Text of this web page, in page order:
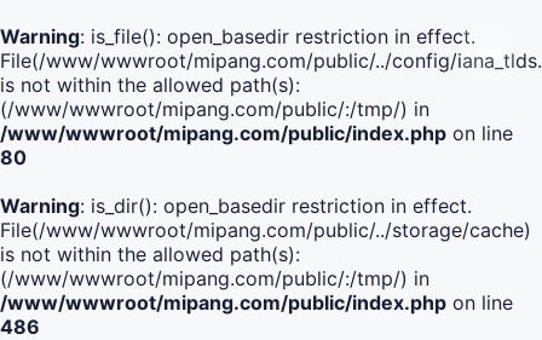
Warning: is_file(): open_basedir restriction in effect.
File(/www/wwwroot/mipang.com/public/../config/
is not within the allowed path(s):
(/www/wwwroot/mipang.com/public/:/tmp/) in
/www/wwwroot/mipang.com/public/index.php on line
80
Warning: is_dir(): open_basedir restriction in effect.
File(/www/wwwroot/mipang.com/public/../storage/cache)
is not within the allowed path(s):
(/www/wwwroot/mipang.com/public/:/tmp/) in
/www/wwwroot/mipang.com/public/index.php on line
486